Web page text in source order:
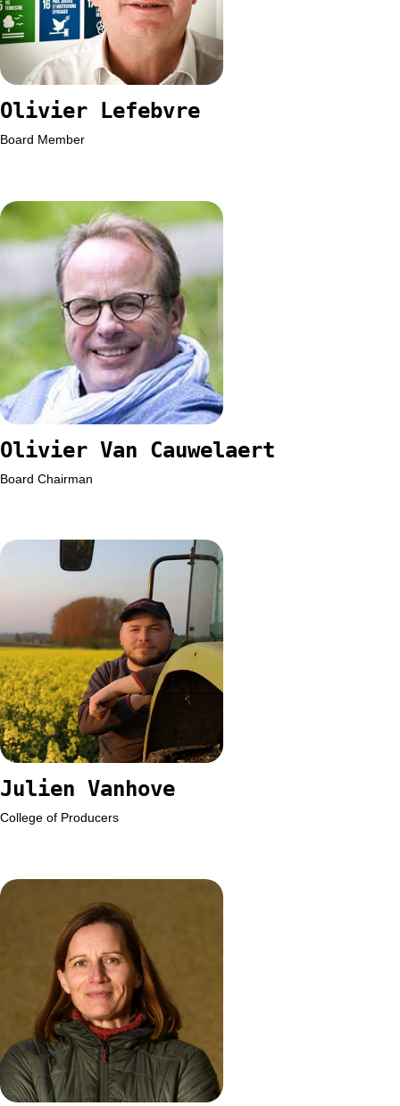
Olivier Lefebvre
Board Member
Olivier Van Cauwelaert
Board Chairman
Julien Vanhove
College of Producers